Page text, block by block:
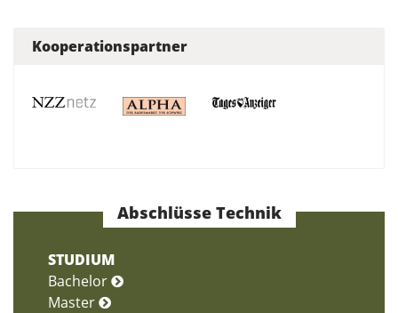
Kooperationspartner
Abschlüsse Technik
STUDIUM
Bachelor
Master